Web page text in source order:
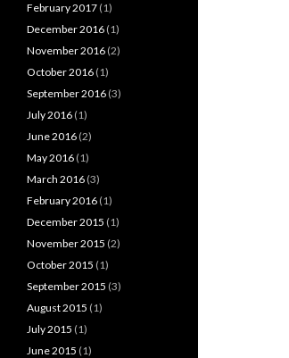
February 2017 (1)
December 2016 (1)
November 2016 (2)
October 2016 (1)
September 2016 (3)
July 2016 (1)
June 2016 (2)
May 2016 (1)
March 2016 (3)
February 2016 (1)
December 2015 (1)
November 2015 (2)
October 2015 (1)
September 2015 (3)
August 2015 (1)
July 2015 (1)
June 2015 (1)